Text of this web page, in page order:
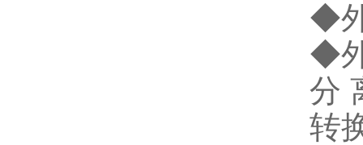
◆
◆
分
转